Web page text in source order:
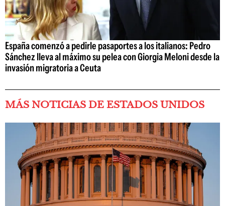
España comenzó a pedirle pasaportes a los italianos: Pedro
Sánchez lleva al máximo su pelea con Giorgia Meloni desde la
invasión migratoria a Ceuta
MÁS NOTICIAS DE ESTADOS UNIDOS